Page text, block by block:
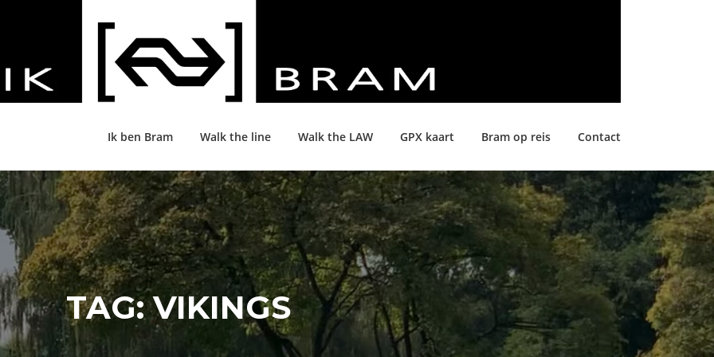
Ik ben Bram Walk the line Walk the LAW GPX kaart Bram op reis Contact
TAG:VIKINGS